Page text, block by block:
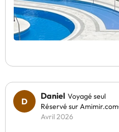
Daniel Voyagé seul
Réservé sur Amimir.com
Avril 2026